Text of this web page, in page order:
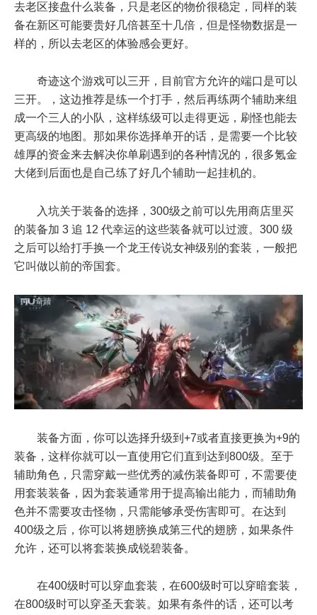
去老区接盘什么装备，只是老区的物价很稳定，同样的装
备在新区可能要贵好几倍甚至十几倍，但是怪物数据是一
样的，所以去老区的体验感会更好。
奇迹这个游戏可以三开，目前官方允许的端口是可以
三开。，这边推荐是练一个打手，然后再练两个辅助来组
成一个三人的小队，这样练级可以走得更远，刷怪也能去
更高级的地图。那如果你选择单开的话，是需要一个比较
雄厚的资金来去解决你单刷遇到的各种情况的，很多氪金
大佬到后面也是自己练了好几个辅助一起挂机的。
入坑关于装备的选择，300级之前可以先用商店里买
的装备加 3 追 12 代幸运的这些装备就可以过渡。300 级
之后可以给打手换一个龙王传说女神级别的套装，一般把
它叫做以前的帝国套。
装备方面，你可以选择升级到+7或者直接更换为+9的
装备，这样你就可以一直使用它们直到达到800级。至于
辅助角色，只需穿戴一些优秀的减伤装备即可，不需要使
用套装装备，因为套装通常用于提高输出能力，而辅助角
色并不需要攻击怪物，只需能够承受伤害即可。在达到
400级之后，你可以将翅膀换成第三代的翅膀，如果条件
允许，还可以将套装换成锐碧装备。
在400级时可以穿血套装，在600级时可以穿暗套装，
在800级时可以穿圣天套装。如果有条件的话，还可以考